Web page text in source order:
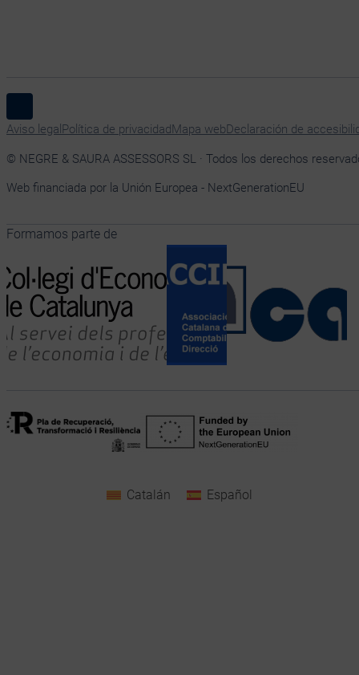
Aviso legal Política de privacidadMapa webDeclaración de
© NEGRE & SAURA ASSESSORS SL · Todos los derechos
Web financiada por la Unión Europea - NextGenerationEU
Formamos parte de
Catalán Español